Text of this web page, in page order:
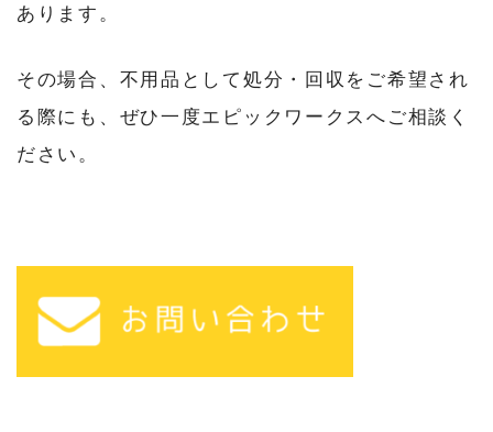
あります。
その場合、不用品として処分・回収をご希望され
る際にも、ぜひ一度エピックワークスへご相談く
ださい。